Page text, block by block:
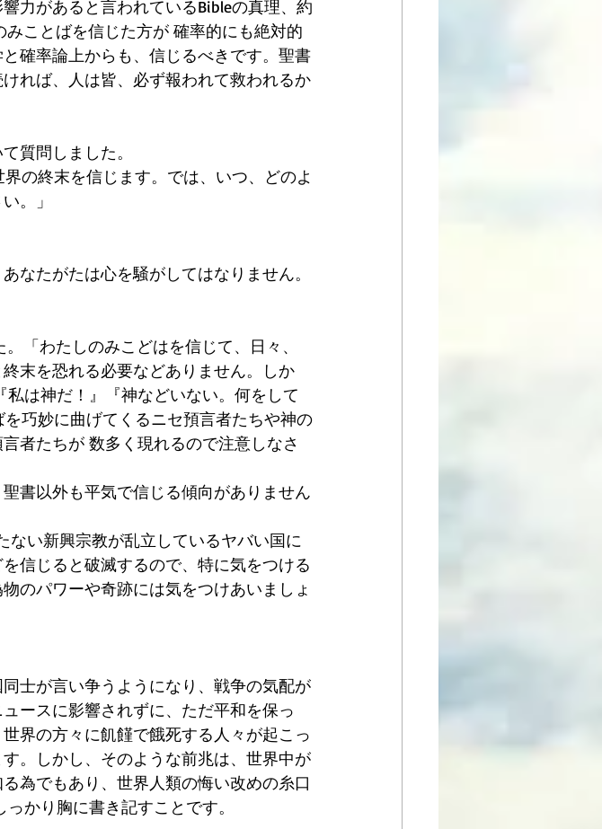
力があると言われているBibleの真理、約
ことばを信じた方が 確率的にも絶対的
確率論上からも、信じるべきです。聖書
れば、人は皆、必ず報われて救われるか
質問しました。
の終末を信じます。では、いつ、どのよ
。」
なたがたは心を騒がしてはなりません。
「わたしのみこどはを信じて、日々、
末を恐れる必要などありません。しか
は神だ！』『神などいない。何をして
巧妙に曲げてくるニセ預言者たちや神の
者たちが 数多く現れるので注意しなさ
書以外も平気で信じる傾向がありません
ない新興宗教が乱立しているヤバい国に
信じると破滅するので、特に気をつける
のパワーや奇跡には気をつけあいましょ
士が言い争うようになり、戦争の気配が
ースに影響されずに、ただ平和を保っ
界の方々に飢饉で餓死する人々が起こっ
。しかし、そのような前兆は、世界中が
為でもあり、世界人類の悔い改めの糸口
かり胸に書き記すことです。